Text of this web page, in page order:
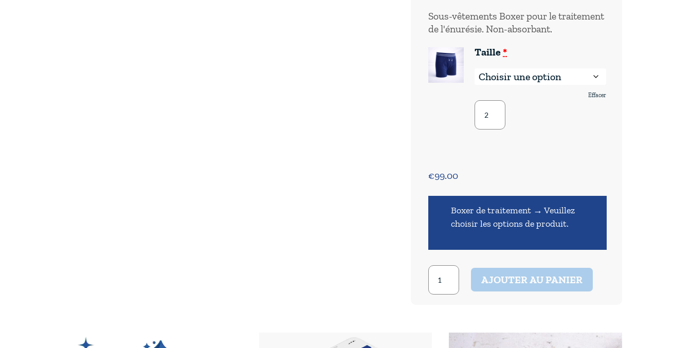
Sous-vêtements Boxer pour le traitement
de l'énurésie. Non-absorbant.
Taille(pour
Pjama
Sous-
-
Boxers)
*
Effacer
quantité
de
Pjama
€99.00
Boxer de traitement→ Veuillez
choisir les options de produit.
quantité
Pjama
hommes
AJOUTER AU PANIER